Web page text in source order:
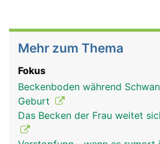
Mehr zum Thema
Fokus
Beckenboden während
Geburt
Das Becken der Frau weitet